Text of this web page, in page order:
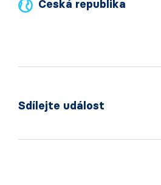
Česká republika
Sdílejte událost